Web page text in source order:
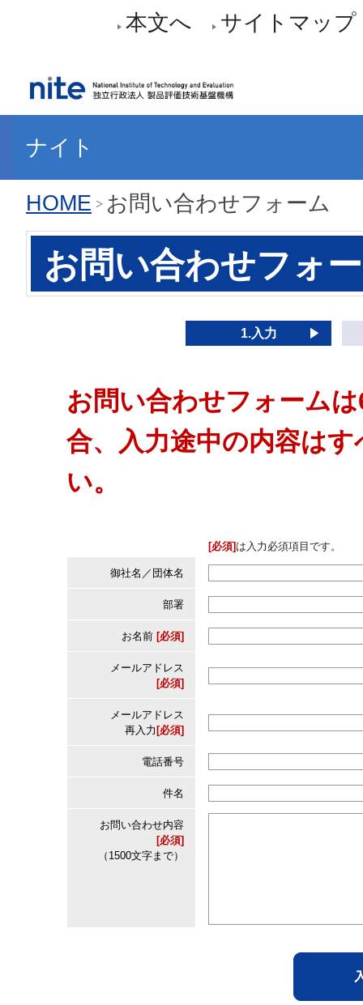
本文へ サイトマップ
ナイト
HOME お問い合わせフォーム
お問い合わせフォ
1.入力
お問い合わせフォーム
合、入力途中の内容は
い。
[必須] は入力必須項目です。
御社名／団体名
部署
お名前 [必須]
メールアドレス
[必須]
メールアドレス
再入力 [必須]
電話番号
件名
お問い合わせ内容
[必須]
（1500文字まで）